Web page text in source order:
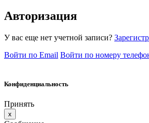
Авторизация
У вас еще нет учетной записи?
Войти по Email Войти по номеру
Конфиденциальность
Принять
x